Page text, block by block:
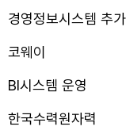
경영정보시스템 추
코웨이
BI시스템 운영
한국수력원자력